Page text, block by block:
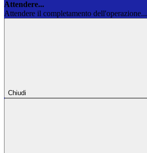
Attendere...
Attendere il completamento dell'operazione...
Chiudi